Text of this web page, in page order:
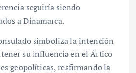
seguiría siendo
a Dinamarca.
simboliza la intención
su influencia en el Ártico
geopolíticas, reafirmando la